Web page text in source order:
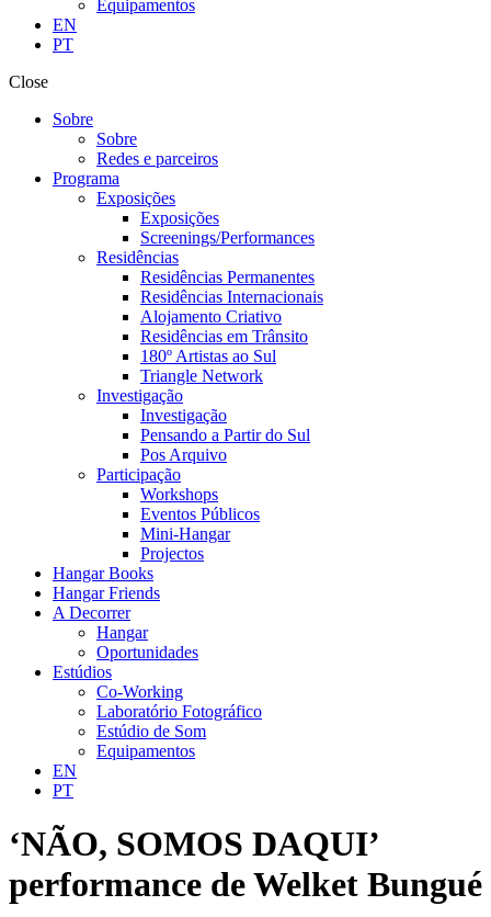
Equipamentos
EN
PT
Close
Sobre
Sobre
Redes e parceiros
Programa
Exposições
Exposições
Screenings/Performances
Residências
Residências Permanentes
Residências Internacionais
Alojamento Criativo
Residências em Trânsito
180º Artistas ao Sul
Triangle Network
Investigação
Investigação
Pensando a Partir do Sul
Pos Arquivo
Participação
Workshops
Eventos Públicos
Mini-Hangar
Projectos
Hangar Books
Hangar Friends
A Decorrer
Hangar
Oportunidades
Estúdios
Co-Working
Laboratório Fotográfico
Estúdio de Som
Equipamentos
EN
PT
‘NÃO, SOMOS DAQUI’
performance de Welket Bungué